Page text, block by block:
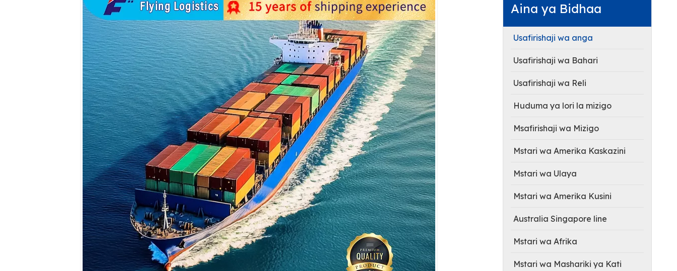
Aina ya Bidhaa
Usafirishaji wa anga
Usafirishaji wa Bahari
Usafirishaji wa Reli
Huduma ya lori la mizigo
Msafirishaji wa Mizigo
Mstari wa Amerika Kaskazini
Mstari wa Ulaya
Mstari wa Amerika Kusini
Australia Singapore line
Mstari wa Afrika
Mstari wa Mashariki ya Kati